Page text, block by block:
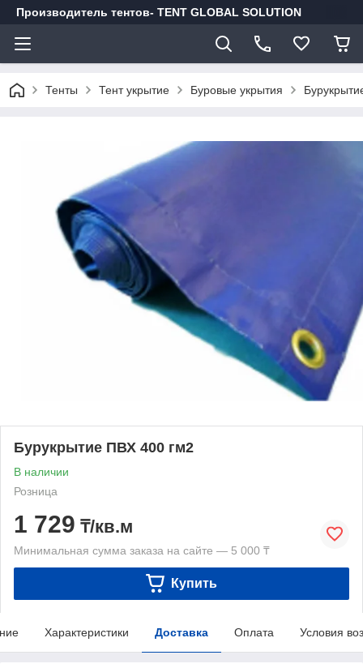
Производитель тентов- TENT GLOBAL SOLUTION
Тенты Тент укрытие Буровые укрытия
Бурукрытие ПВХ 400 гм2
В наличии
Розница
1 729 ₸/кв.м
Минимальная сумма заказа на сайте — 5 000 ₸
Купить
Характеристики Доставка Оплата Условия